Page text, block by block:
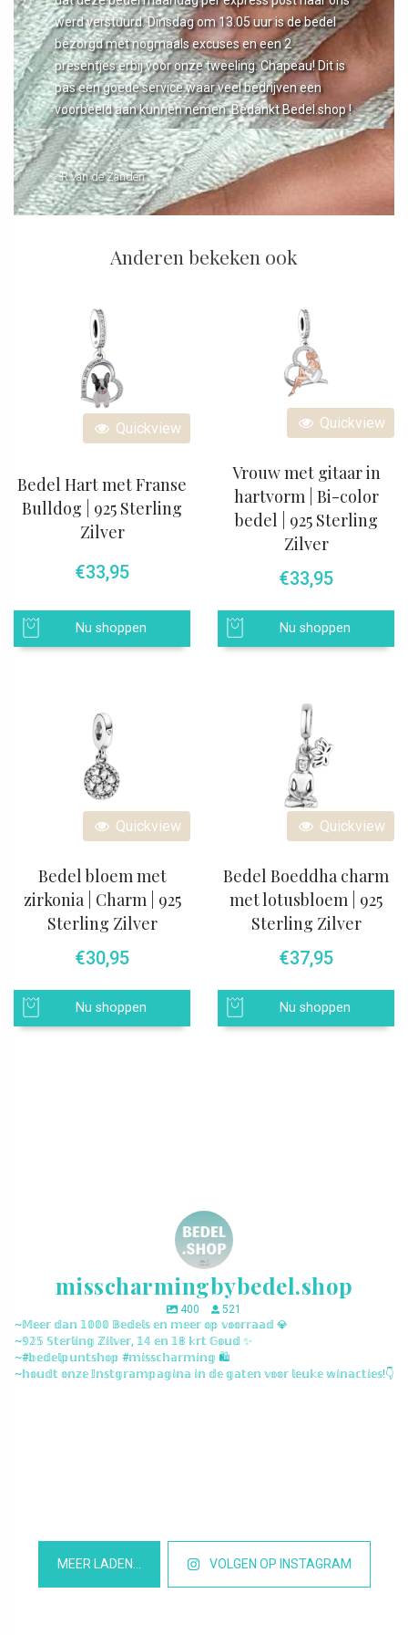
werd verstuurd. Dinsdag om 13.05 uur is de bedel
bezorgd met nogmaals excuses en een 2
presentjes erbij voor onze tweeling. Chapeau! Dit is
pas een goede service waar veel bedrijven een
voorbeeld aan kunnen nemen. Bedankt Bedel.shop !
- R van de Zanden
Anderen bekeken ook
Quickview
Bedel Hart met Franse
Bulldog | 925 Sterling
Zilver
€33,95
Nu shoppen
Quickview
Vrouw met gitaar in
hartvorm | Bi-color
bedel | 925 Sterling
Zilver
€33,95
Nu shoppen
Quickview
Bedel bloem met
zirkonia | Charm | 925
Sterling Zilver
€30,95
Nu shoppen
Quickview
Bedel Boeddha charm
met lotusbloem | 925
Sterling Zilver
€37,95
Nu shoppen
misscharmingbybedel.shop
400
521
~𝕄𝕖𝕖𝕣 𝕕𝕒𝕟 𝟙𝟘𝟘𝟘 𝔹𝕖𝕕𝕖𝕝𝕤 𝕖𝕟 𝕞𝕖𝕖𝕣 𝕠𝕡 𝕧𝕠𝕠𝕣𝕣𝕒𝕒𝕕 💎
~𝟡𝟚𝟝 𝕊𝕥𝕖𝕣𝕝𝕚𝕟𝕘 ℤ𝕚𝕝𝕧𝕖𝕣, 𝟙𝟜 𝕖𝕟 𝟙𝟠 𝕜𝕣𝕥 𝔾𝕠𝕦𝕕 ✨
~#𝕓𝕖𝕕𝕖𝕝𝕡𝕦𝕟𝕥𝕤𝕙𝕠𝕡 #𝕞𝕚𝕤𝕤𝕔𝕙𝕒𝕣𝕞𝕚𝕟𝕘 🛍️
~𝕙𝕠𝕦𝕕𝕥 𝕠𝕟𝕫𝕖 𝕀𝕟𝕤𝕥𝕘𝕣𝕒𝕞𝕡𝕒𝕘𝕚𝕟𝕒 𝕚𝕟 𝕕𝕖 𝕘𝕒𝕥𝕖𝕟 𝕧𝕠𝕠𝕣 𝕝𝕖𝕦𝕜𝕖 𝕨𝕚𝕟𝕒𝕔𝕥𝕚𝕖𝕤!👇
MEER LADEN… VOLGEN OP INSTAGRAM